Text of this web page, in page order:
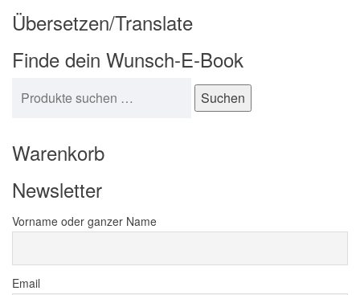
Übersetzen/Translate
Finde dein Wunsch-E-Book
Suchen
Warenkorb
Newsletter
Vorname oder ganzer Name
Email